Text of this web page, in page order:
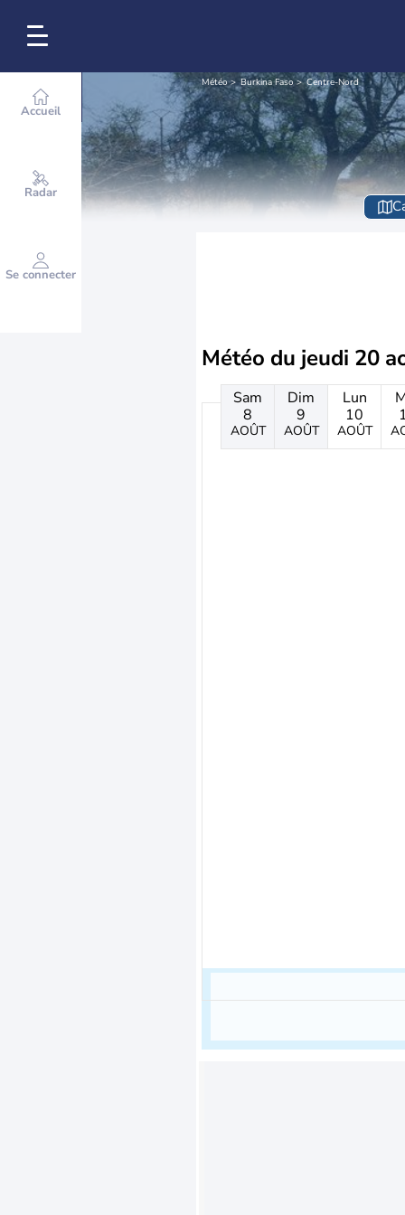
Accueil
Radar
Se connecter
Météo Burkina Faso Centre-Nord
Météo du jeudi 20
Sam
8
AOÛT
Dim
9
AOÛT
Lun
10
AOÛT